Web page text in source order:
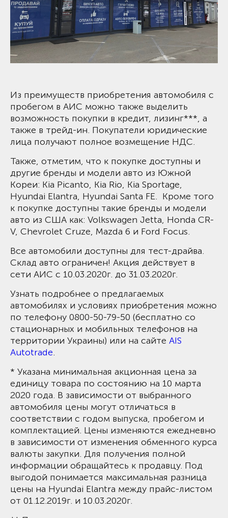
Из преимуществ приобретения автомобиля с
пробегом в АИС можно также выделить
возможность покупки в кредит, лизинг***, а
также в трейд-ин. Покупатели юридические
лица получают полное возмещение НДС.
Также, отметим, что к покупке доступны и
другие бренды и модели авто из Южной
Кореи: Kia Picanto, Kia Rio, Kia Sportage,
Hyundai Elantra, Hyundai Santa FE. Кроме того
к покупке доступны такие бренды и модели
авто из США как: Volkswagen Jetta, Honda CR-
V, Chevrolet Cruze, Mazda 6 и Ford Focus.
Все автомобили доступны для тест-драйва.
Склад авто ограничен! Акция действует в
сети АИС с 10.03.2020г. до 31.03.2020г.
Узнать подробнее о предлагаемых
автомобилях и условиях приобретения можно
по телефону 0800-50-79-50 (бесплатно со
стационарных и мобильных телефонов на
территории Украины) или на сайте AIS
Autotrade.
* Указана минимальная акционная цена за
единицу товара по состоянию на 10 марта
2020 года. В зависимости от выбранного
автомобиля цены могут отличаться в
соответствии с годом выпуска, пробегом и
комплектацией. Цены изменяются ежедневно
в зависимости от изменения обменного курса
валюты закупки. Для получения полной
информации обращайтесь к продавцу. Под
выгодой понимается максимальная разница
цены на Hyundai Elantra между прайс-листом
от 01.12.2019г. и 10.03.2020г.